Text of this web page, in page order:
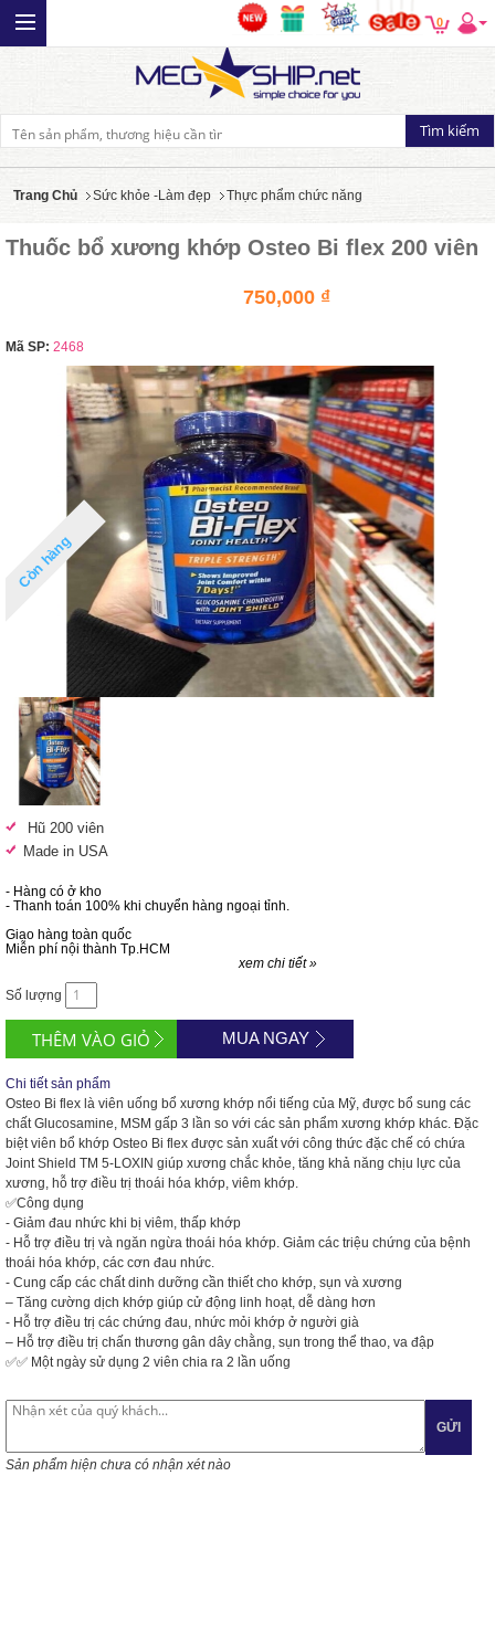
0
Trang Chủ Sức khỏe -Làm đẹp Thực phẩm chức năng
Thuốc bổ xương khớp Osteo Bi flex 200 viên
750,000 ₫
Mã SP: 2468
Còn hàng
Hũ 200 viên
Made in USA
- Hàng có ở kho
- Thanh toán 100% khi chuyển hàng ngoại tỉnh.
Giao hàng toàn quốc
Miễn phí nội thành Tp.HCM
xem chi tiết »
Số lượng
MUA NGAY
Chi tiết sản phẩm
Osteo Bi flex là viên uống bổ xương khớp nổi tiếng của Mỹ, được bổ sung các
chất Glucosamine, MSM gấp 3 lần so với các sản phẩm xương khớp khác. Đặc
biệt viên bổ khớp Osteo Bi flex được sản xuất với công thức đặc chế có chứa
Joint Shield TM 5-LOXIN giúp xương chắc khỏe, tăng khả năng chịu lực của
xương, hỗ trợ điều trị thoái hóa khớp, viêm khớp.
✅Công dụng
- Giảm đau nhức khi bị viêm, thấp khớp
- Hỗ trợ điều trị và ngăn ngừa thoái hóa khớp. Giảm các triệu chứng của bệnh
thoái hóa khớp, các cơn đau nhức.
- Cung cấp các chất dinh dưỡng cần thiết cho khớp, sụn và xương
– Tăng cường dịch khớp giúp cử động linh hoạt, dễ dàng hơn
- Hỗ trợ điều trị các chứng đau, nhức mỏi khớp ở người già
– Hỗ trợ điều trị chấn thương gân dây chằng, sụn trong thể thao, va đập
✅✅ Một ngày sử dụng 2 viên chia ra 2 lần uống
GỬI
Sản phẩm hiện chưa có nhận xét nào